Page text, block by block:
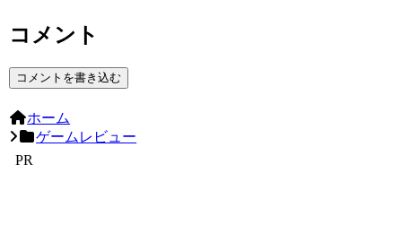
コメント
コメントを書き込む
ホーム
ゲームレビュー
PR